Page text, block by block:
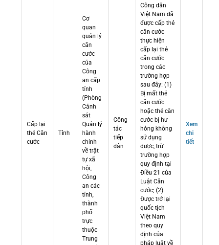
Cấp lại
thẻ Căn
cước
Tỉnh
Cơ
quan
quản lý
căn
cước
của
Công
an cấp
tỉnh
(Phòng
Cảnh
sát
Quản lý
hành
chính
về trật
tự xã
hội,
Công
an các
tỉnh,
thành
phố
trực
thuộc
Trung
Công
tác
tiếp
dân
Công dân
Việt Nam đã
được cấp thẻ
căn cước
thực hiện
cấp lại thẻ
căn cước
trong các
trường hợp
sau đây: (1)
Bị mất thẻ
căn cước
hoặc thẻ căn
cước bị hư
hỏng không
sử dụng
được, trừ
trường hợp
quy định tại
Điều 21 của
Luật Căn
cước; (2)
Được trở lại
quốc tịch
Việt Nam
theo quy
định của
pháp luật về
Xem
chi
tiết